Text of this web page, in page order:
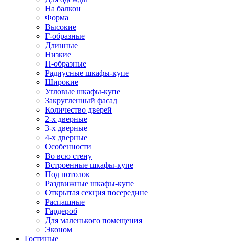
На балкон
Форма
Высокие
Г-образные
Длинные
Низкие
П-образные
Радиусные шкафы-купе
Широкие
Угловые шкафы-купе
Закругленный фасад
Количество дверей
2-х дверные
3-х дверные
4-х дверные
Особенности
Во всю стену
Встроенные шкафы-купе
Под потолок
Раздвижные шкафы-купе
Открытая секция посередине
Распашные
Гардероб
Для маленького помещения
Эконом
Гостиные